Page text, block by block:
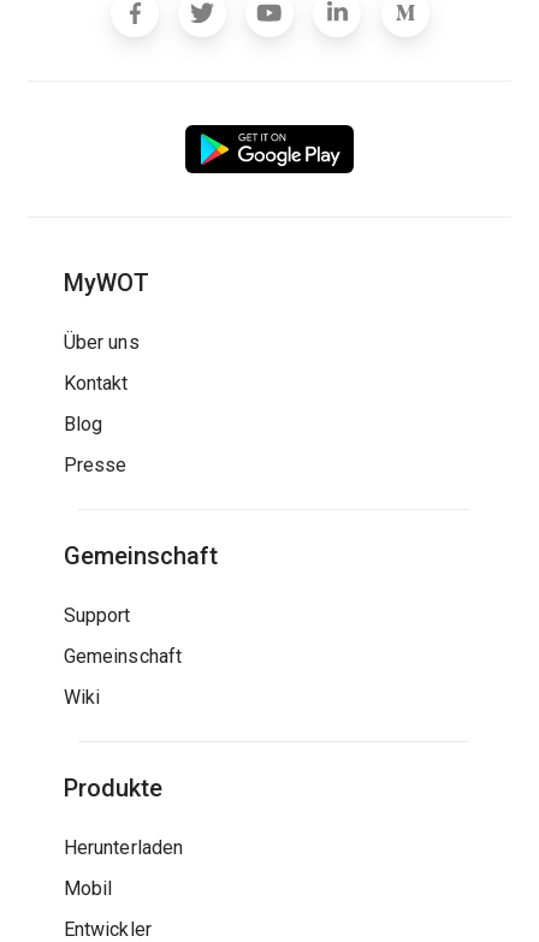
MyWOT
Über uns
Kontakt
Blog
Presse
Gemeinschaft
Support
Gemeinschaft
Wiki
Produkte
Herunterladen
Mobil
Entwickler